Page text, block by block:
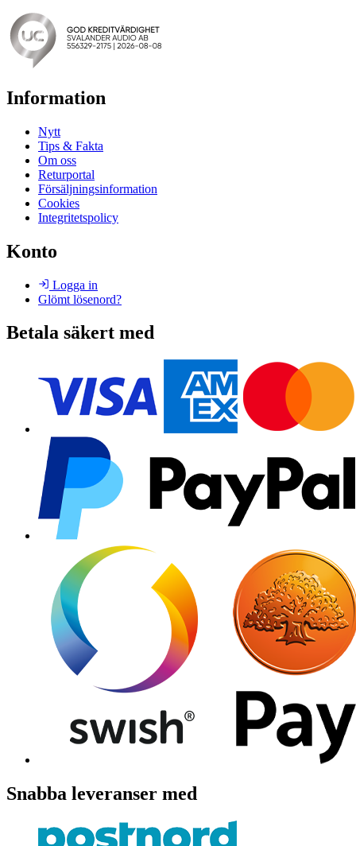
Information
Nytt
Tips & Fakta
Om oss
Returportal
Försäljningsinformation
Cookies
Integritetspolicy
Konto
Logga in
Glömt lösenord?
Betala säkert med
Snabba leveranser med